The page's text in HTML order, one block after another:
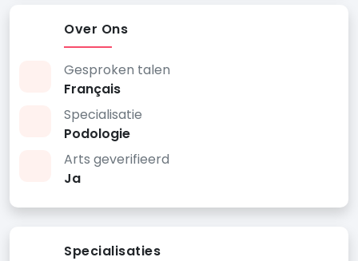
Over Ons
Gesproken talen
Français
Specialisatie
Podologie
Arts geverifieerd
Ja
Specialisaties